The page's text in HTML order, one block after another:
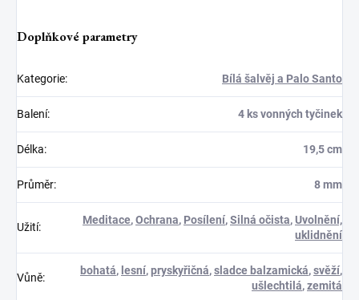
Doplňkové parametry
Kategorie: Bílá šalvěj a Palo Santo
Balení: 4 ks vonných tyčinek
Délka: 19,5 cm
Průměr: 8 mm
Užití:
Meditace,Ochrana, Posílení,Silná očista,Uvolnění,
uklidnění
Vůně:
bohatá, lesní,pryskyřičná,sladce balzamická,svěží,
ušlechtilá,zemitá